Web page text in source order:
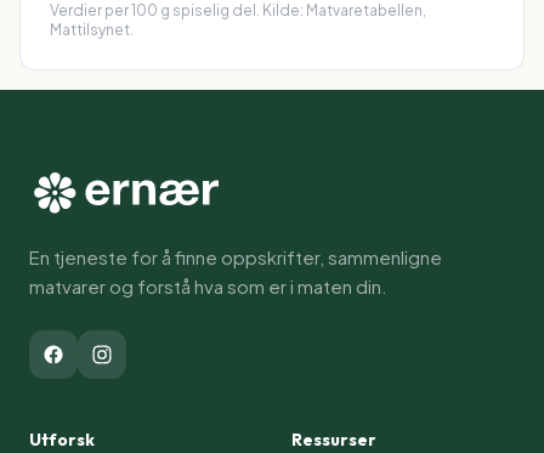
Verdier per 100 g spiselig del. Kilde: Matvaretabellen,
Mattilsynet.
En tjeneste for å finne oppskrifter, sammenligne
matvarer og forstå hva som er i maten din.
Utforsk Ressurser